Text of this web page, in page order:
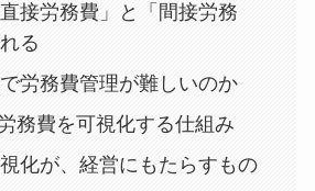
接労務費」と「間接労務
る
労務費管理が難しいのか
務費を可視化する仕組み
化が、経営にもたらすもの